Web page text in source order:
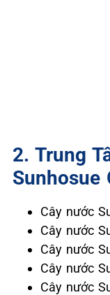
2. Trung
Sunhosue
Cây nước
Cây nước
Cây nước
Cây nước
Cây nước